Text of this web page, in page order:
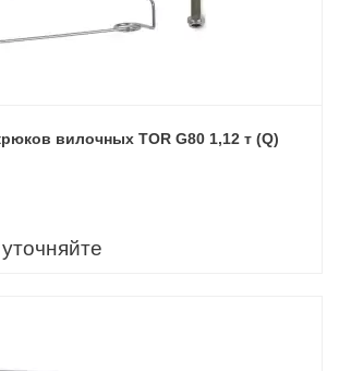
вилочных TOR G80 1,12 т (Q)